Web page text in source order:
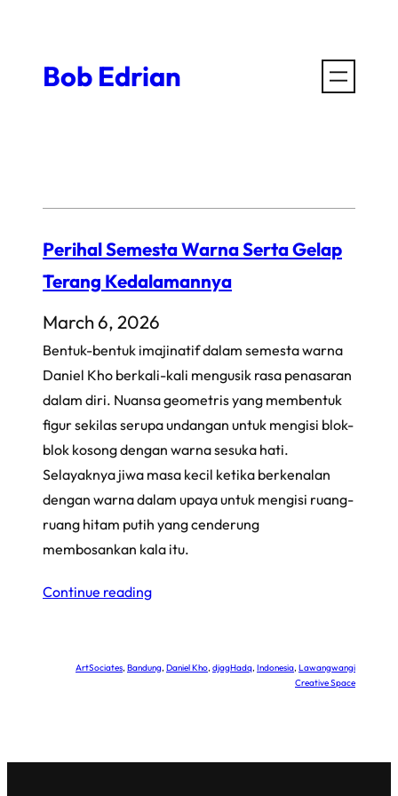
contentBob Edrian
Perihal Semesta Warna Serta Gelap
Terang Kedalamannya
March 6, 2026
Bentuk-bentuk imajinatif dalam semesta warna
Daniel Kho berkali-kali mengusik rasa penasaran
dalam diri. Nuansa geometris yang membentuk
figur sekilas serupa undangan untuk mengisi blok-
blok kosong dengan warna sesuka hati.
Selayaknya jiwa masa kecil ketika berkenalan
dengan warna dalam upaya untuk mengisi ruang-
ruang hitam putih yang cenderung
membosankan kala itu.
Continue reading
ArtSociates, Bandung, Daniel Kho, djagHadq, Indonesia, Lawangwangi
Creative Space